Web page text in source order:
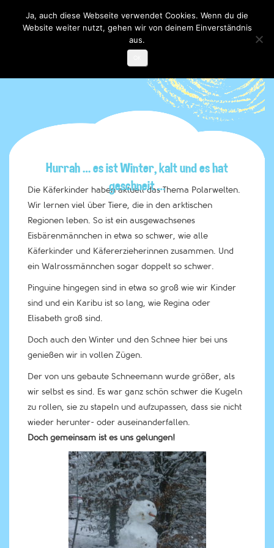
Toggle

Hurrah … es ist Winter, kalt und es hat
geschneit …
Die Käferkinder haben aktuell das Thema Polarwelten.
Wir lernen viel über Tiere, die in den arktischen
Regionen leben. So ist ein ausgewachsenes
Eisbärenmännchen in etwa so schwer, wie alle
Käferkinder und Käfererzieherinnen zusammen. Und
ein Walrossmännchen sogar doppelt so schwer.
Pinguine hingegen sind in etwa so groß wie wir Kinder
sind und ein Karibu ist so lang, wie Regina oder
Elisabeth groß sind.
Doch auch den Winter und den Schnee hier bei uns
genießen wir in vollen Zügen.
Der von uns gebaute Schneemann wurde größer, als
wir selbst es sind. Es war ganz schön schwer die Kugeln
zu rollen, sie zu stapeln und aufzupassen, dass sie nicht
wieder herunter- oder auseinanderfallen.
Doch gemeinsam ist es uns gelungen!
Ja, auch diese Webseite verwendet Cookies. Wenn du die
Website weiter nutzt, gehen wir von deinem Einverständnis
aus.